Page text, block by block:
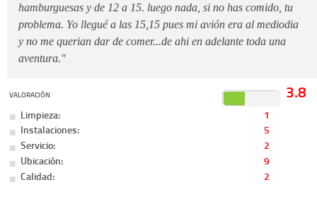
hamburguesas y de 12 a 15. luego nada, si no has comido, tu
problema. Yo llegué a las 15,15 pues mi avión era al mediodia
y no me querian dar de comer...de ahi en adelante toda una
aventura."
VALORACIÓN 3.8
Limpieza:
1
Instalaciones:
5
Servicio:
2
Ubicación:
9
Calidad:
2